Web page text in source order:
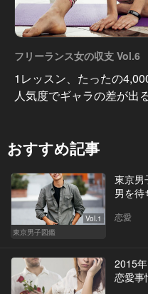
フリーランス女の収支 Vol.6
1レッスン、たったの
人気度でギャラの差が出
おすすめ記事
Vol.1
東京男子図鑑
東京男
男を待
恋愛
2015
恋愛事